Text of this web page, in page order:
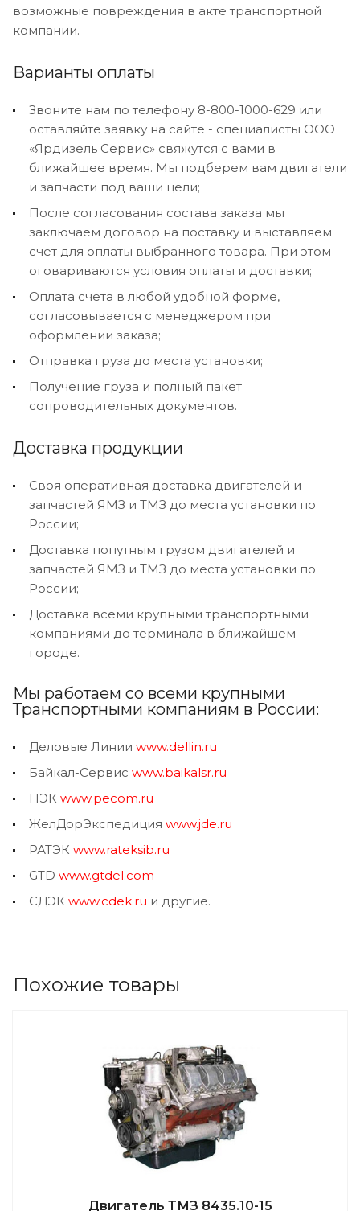
возможные повреждения в акте транспортной
компании.
Варианты оплаты
Звоните нам по телефону 8-800-1000-629 или
оставляйте заявку на сайте - специалисты ООО
«Ярдизель Сервис» свяжутся с вами в
ближайшее время. Мы подберем вам двигатели
и запчасти под ваши цели;
После согласования состава заказа мы
заключаем договор на поставку и выставляем
счет для оплаты выбранного товара. При этом
оговариваются условия оплаты и доставки;
Оплата счета в любой удобной форме,
согласовывается с менеджером при
оформлении заказа;
Отправка груза до места установки;
Получение груза и полный пакет
сопроводительных документов.
Доставка продукции
Своя оперативная доставка двигателей и
запчастей ЯМЗ и ТМЗ до места установки по
России;
Доставка попутным грузом двигателей и
запчастей ЯМЗ и ТМЗ до места установки по
России;
Доставка всеми крупными транспортными
компаниями до терминала в ближайшем
городе.
Мы работаем со всеми крупными
Транспортными компаниям в России:
Деловые Линии www.dellin.ru
Байкал-Сервис www.baikalsr.ru
ПЭК www.pecom.ru
ЖелДорЭкспедиция www.jde.ru
РАТЭК www.rateksib.ru
GTD www.gtdel.com
СДЭК www.cdek.ru и другие.
Похожие товары
Двигатель ТМЗ 8435.10-15